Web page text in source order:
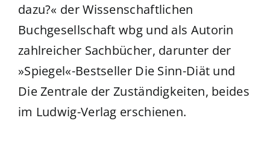
dazu?« der Wissenschaftlichen
Buchgesellschaft wbg und als Autorin
zahlreicher Sachbücher, darunter der
»Spiegel«-Bestseller Die Sinn-Diät und
Die Zentrale der Zuständigkeiten, beides
im Ludwig-Verlag erschienen.